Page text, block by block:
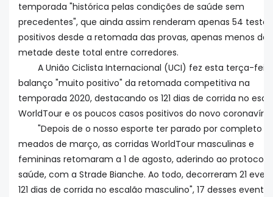
temporada "histórica pelas condições de saúde sem
precedentes", que ainda assim renderam apenas 54 testes
positivos desde a retomada das provas, apenas menos da
metade deste total entre corredores.
A União Ciclista Internacional (UCI) fez esta terça-
balanço "muito positivo" da retomada competitiva na
temporada 2020, destacando os 121 dias de corrida no
WorldTour e os poucos casos positivos do novo
"Depois de o nosso esporte ter parado por completo
meados de março, as corridas WorldTour masculinas e
femininas retomaram a 1 de agosto, aderindo ao
saúde, com a Strade Bianche. Ao todo, decorreram 21
121 dias de corrida no escalão masculino", 17 desses eventos